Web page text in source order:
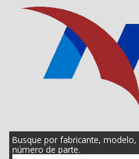
Busque por fabricante,
número de parte.